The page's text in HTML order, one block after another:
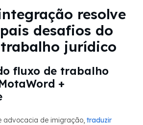
resolve
desafios do
jurídico
fluxo de trabalho
+
advocacia de imigração, traduzir